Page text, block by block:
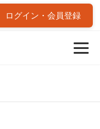
ログイン・会員登録